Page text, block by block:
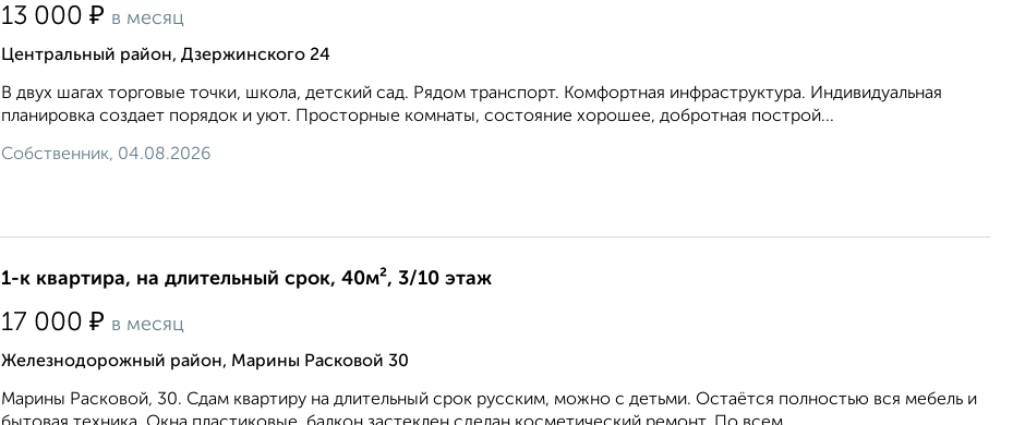
13 000 ₽ в месяц
Центральный район, Дзержинского 24
В двух шагах торговые точки, школа, детский сад. Рядом транспорт. Комфортная инфраструктура. Индивидуальная
планировка создает порядок и уют. Просторные комнаты, состояние хорошее, добротная построй...
Собственник, 04.08.2026
1-к квартира, на длительный срок, 40м², 3/10 этаж
17 000 ₽ в месяц
Железнодорожный район, Марины Расковой 30
Марины Расковой, 30. Сдам квартиру на длительный срок русским, можно с детьми. Остаётся полностью вся мебель и